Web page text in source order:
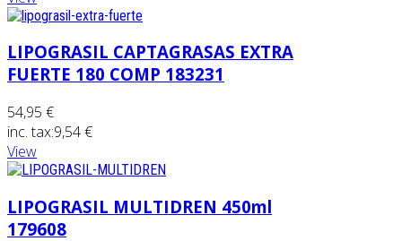
LIPOGRASIL CAPTAGRASAS EXTRA
FUERTE 180 COMP 183231
54,95 €
inc. tax:9,54 €
View
LIPOGRASIL MULTIDREN 450ml
179608